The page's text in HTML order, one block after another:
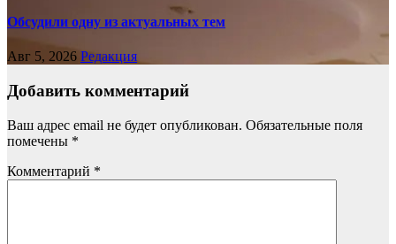
Обсудили одну из актуальных тем
Авг 5, 2026 Редакция
Добавить комментарий
Ваш адрес email не будет опубликован. Обязательные поля
помечены *
Комментарий *